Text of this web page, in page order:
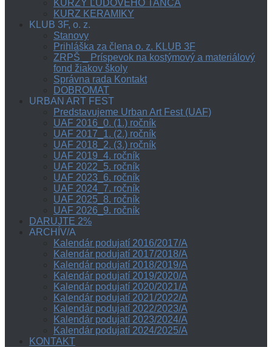
KURZY ĽUDOVÉHO TANCA
KURZ KERAMIKY
KLUB 3F, o. z.
Stanovy
Prihláška za člena o. z. KLUB 3F
ZRPŠ _ Príspevok na kostýmový a materiálový
fond žiakov školy
Správna rada Kontakt
DOBROMAT
URBAN ART FEST
Predstavujeme Urban Art Fest (UAF)
UAF 2016_0. (1.) ročník
UAF 2017_1. (2.) ročník
UAF 2018_2. (3.) ročník
UAF 2019_4. ročník
UAF 2022_5. ročník
UAF 2023_6. ročník
UAF 2024_7. ročník
UAF 2025_8. ročník
UAF 2026_9. ročník
DARUJTE 2%
ARCHÍV/A
Kalendár podujatí 2016/2017/A
Kalendár podujatí 2017/2018/A
Kalendár podujatí 2018/2019/A
Kalendár podujatí 2019/2020/A
Kalendár podujatí 2020/2021/A
Kalendár podujatí 2021/2022/A
Kalendár podujatí 2022/2023/A
Kalendár podujatí 2023/2024/A
Kalendár podujatí 2024/2025/A
KONTAKT